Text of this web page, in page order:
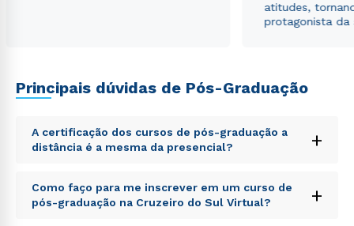
atitudes,
protagonista da
Principais dúvidas de Pós-Graduação
A certificação dos cursos de pós-graduação a
distância é a mesma da presencial?
+
Sed ut perspiciatis unde omnis iste natus error sit
voluptatem accusantium doloremque laudantium,
totam rem aperiam, eaque ipsa quae ab illo inventore
Como faço para me inscrever em um curso de
pós-graduação na Cruzeiro do Sul Virtual?
+
Estou de acordo com a Política de Privacidade.
autorizo que meus dados sejam utilizados para o